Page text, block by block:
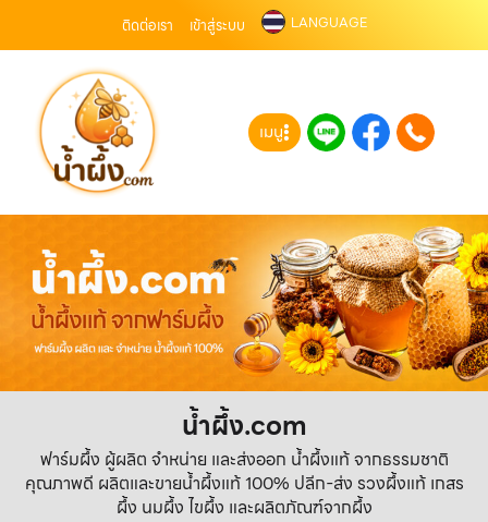
ติดต่อเรา เข้าสู่ระบบ LANGUAGE
เมนู
น้ำผึ้ง.com
ฟาร์มผึ้ง ผู้ผลิต จำหน่าย และส่งออก น้ำผึ้งแท้ จากธรรมชาติ
คุณภาพดี ผลิตและขายน้ำผึ้งแท้ 100% ปลีก-ส่ง รวงผึ้งแท้ เกสร
ผึ้ง นมผึ้ง ไขผึ้ง และผลิตภัณฑ์จากผึ้ง